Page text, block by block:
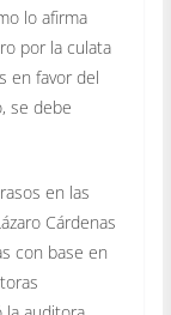
lo afirma
por la culata
en favor del
se debe
en las
Cárdenas
con base en